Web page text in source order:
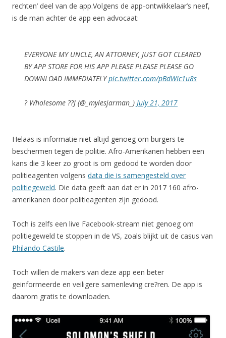
rechten’ deel van de app.Volgens de app-ontwikkelaar’s neef,
is de man achter de app een advocaat:
EVERYONE MY UNCLE, AN ATTORNEY, JUST GOT CLEARED
BY APP STORE FOR HIS APP PLEASE PLEASE PLEASE GO
DOWNLOAD IMMEDIATELYpic.twitter.com/pBdWIc1u8s
? Wholesome ??J (@_mylesjarman_) July 21, 2017
Helaas is informatie niet altijd genoeg om burgers te
beschermen tegen de politie. Afro-Amerikanen hebben een
kans die 3 keer zo groot is om gedood te worden door
politieagenten volgens data die is samengesteld over
politiegeweld. Die data geeft aan dat er in 2017 160 afro-
amerikanen door politieagenten zijn gedood.
Toch is zelfs een live Facebook-stream niet genoeg om
politiegeweld te stoppen in de VS, zoals blijkt uit de casus van
Philando Castile.
Toch willen de makers van deze app een beter
geinformeerde en veiligere samenleving cre?ren. De app is
daarom gratis te downloaden.